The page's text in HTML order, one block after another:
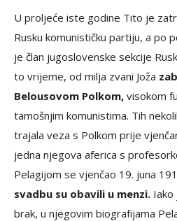
U proljeće iste godine Tito je
Rusku komunističku partiju, a po
je član jugoslovenske sekcije
to vrijeme, od milja zvani Joža
Belousovom Polkom, visokom
tamošnjim komunistima. Tih
trajala veza s Polkom prije
jedna njegova aferica s
Pelagijom se vjenčao 19. juna
svadbu su obavili u menzi. Iako
brak, u njegovim biografijama